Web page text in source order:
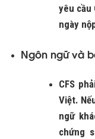
yêu cầu
ngày
Ngôn ngữ và
CFS
Việt.
ngữ
chứng